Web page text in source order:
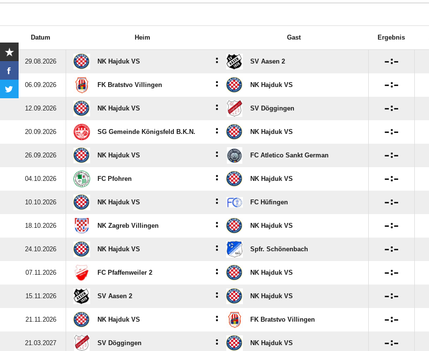
Datum Heim Gast Ergebnis
29.08.2026 NK Hajduk VS : SV Aasen 2 :
06.09.2026 FK Bratstvo Villingen : NK Hajduk VS :
12.09.2026 NK Hajduk VS : SV Döggingen :
20.09.2026 SG Gemeinde Königsfeld B.K.N. : NK Hajduk VS :
26.09.2026 NK Hajduk VS : FC Atletico Sankt German :
04.10.2026 FC Pfohren : NK Hajduk VS :
10.10.2026 NK Hajduk VS : FC Hüfingen :
18.10.2026 NK Zagreb Villingen : NK Hajduk VS :
24.10.2026 NK Hajduk VS : Spfr. Schönenbach :
07.11.2026 FC Pfaffenweiler 2 : NK Hajduk VS :
15.11.2026 SV Aasen 2 : NK Hajduk VS :
21.11.2026 NK Hajduk VS : FK Bratstvo Villingen :
21.03.2027 SV Döggingen : NK Hajduk VS :